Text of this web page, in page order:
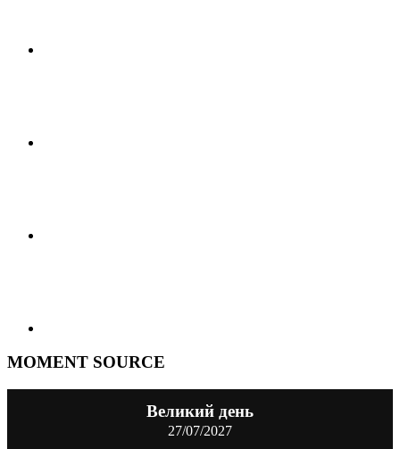
MOMENT SOURCE
Великий день
27/07/2027